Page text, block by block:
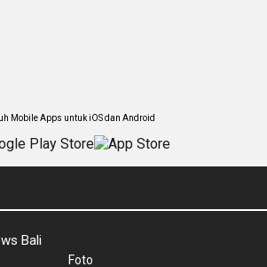
Mobile Apps untuk iOS dan Android
Bali
Foto